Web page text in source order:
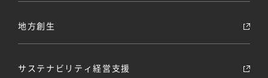
地方創生
サステナビリティ経営支援